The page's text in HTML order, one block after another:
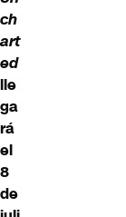
ch
art
ed
lle
ga
rá
el
8
de